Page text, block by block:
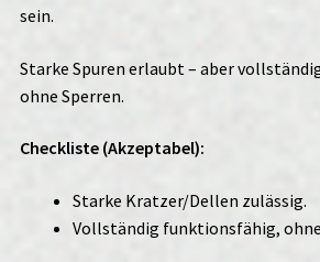
sein.
Starke Spuren erlaubt – aber
ohne Sperren.
Checkliste (Akzeptabel):
Starke Kratzer/Dellen zulässig.
Vollständig funktionsfähig,